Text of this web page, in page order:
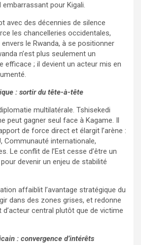
pour Kigali.
avec des décennies de silence
les chancelleries occidentales,
le Rwanda, à se positionner
n’est plus seulement un
efficace ; il devient un acteur mis en
: sortir du tête-à-tête
multilatérale. Tshisekedi
peut gagner seul face à Kagame. Il
de force direct et élargit l’arène :
Communauté internationale,
Le conflit de l’Est cesse d’être un
devenir un enjeu de stabilité
affaiblit l’avantage stratégique du
dans des zones grises, et redonne
central plutôt que de victime
: convergence d’intérêts